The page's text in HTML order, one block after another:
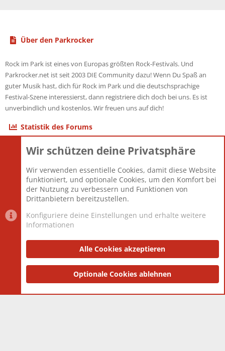
Über den Parkrocker
Rock im Park ist eines von Europas größten Rock-Festivals. Und
Parkrocker.net ist seit 2003 DIE Community dazu! Wenn Du Spaß an
guter Musik hast, dich für Rock im Park und die deutschsprachige
Festival-Szene interessierst, dann registriere dich doch bei uns. Es ist
unverbindlich und kostenlos. Wir freuen uns auf dich!
Statistik des Forums
Themen
Mitglieder
12.425
Neuestes Mitglied
Toddster85
Datenschutzerklärung Impressum
Community platform by XenForo® © 2010-2025 XenForo Ltd.
and add-ons by ThemeHouse
Wir schützen deine Privatsphäre
Wir verwenden essentielle Cookies, damit diese Website
funktioniert, und optionale Cookies, um den Komfort bei
der Nutzung zu verbessern und Funktionen von
Drittanbietern bereitzustellen.
Konfiguriere deine Einstellungen und erhalte weitere
Informationen
Alle Cookies akzeptieren
Optionale Cookies ablehnen